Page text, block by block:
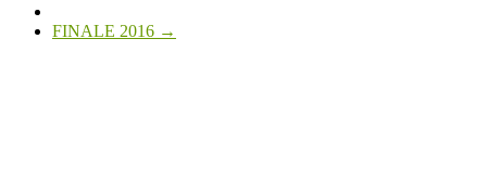
FINALE 2016 →